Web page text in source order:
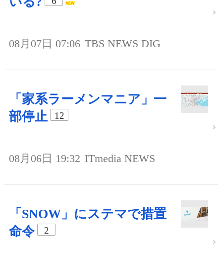
08月07日 07:06 TBS NEWS DIG
「家系ラーメンマニア」一
部停止
12
08月06日 19:32 ITmedia NEWS
「SNOW」にステマで措置
命令
2